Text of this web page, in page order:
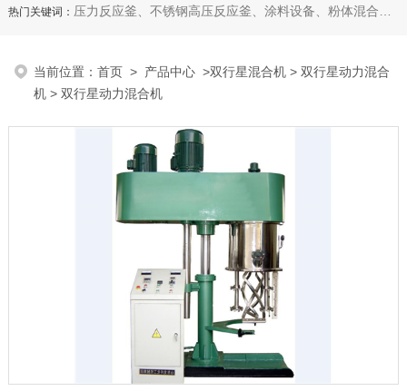
热门关键词： 压力反应釜、不锈钢高压反应釜、涂料设备、粉体混合机、双行星混合机、卧式砂磨机、实验室砂磨机
当前位置：首页 > 产品中心 >双行星混合机 >双行星动力混合
机 > 双行星动力混合机